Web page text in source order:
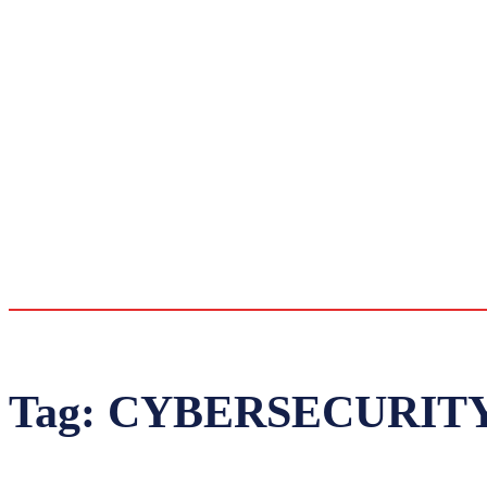
Tag: